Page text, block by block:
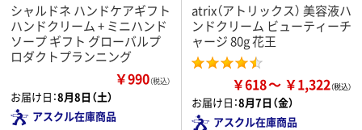
シャルドネ ハンドケアギフト
ハンドクリーム + ミニハンド
ソープ ギフト グローバルプ
ロダクトプランニング
￥990（税込）
お届け日：8月8日（土）
アスクル在庫商品
atrix（アトリックス） 美容液ハ
ンドクリーム ビューティーチ
ャージ 80g 花王
￥618 ￥1,322
お届け日：8月7日（金）
アスクル在庫商品